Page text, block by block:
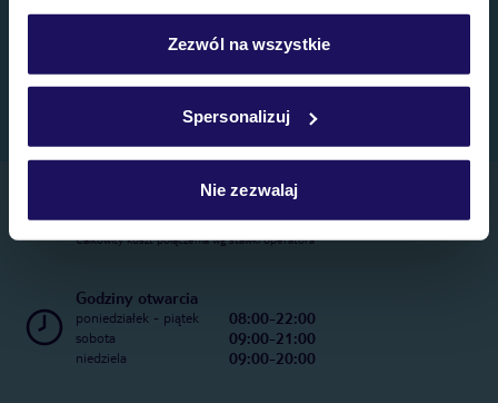
personalizować swój wybór wchodząc w zakładkę
Szczegółowe informacje o plikach cookie znajdziesz
Zezwól na wszystkie
Spersonalizuj
Nie zezwalaj
Telefoniczne Centrum Rezerwacji
22 270 31 20
Całkowity koszt połączenia wg stawki operatora
Godziny otwarcia
poniedziałek - piątek 08:00-22:00
sobota 09:00-21:00
niedziela 09:00-20:00